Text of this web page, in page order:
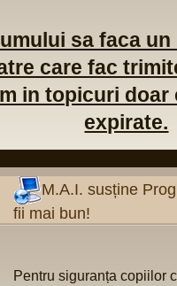
sa faca
care fac
in topicuri
expirate.
M.A.I. susține
fii mai bun!
Pentru siguranța copiilor